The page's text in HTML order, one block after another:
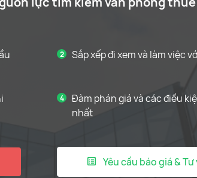
Sắp xếp đi xem và làm việc
Đàm phán giá và các điều
nhất
Yêu cầu báo giá & Tư